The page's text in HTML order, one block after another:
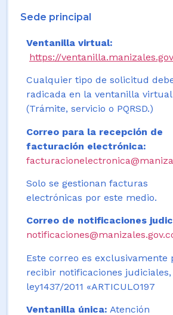
Sede principal
Ventanilla virtual:
https://
Cualquier tipo de solicitud
radicada en la ventanilla virtual
(Trámite, servicio o PQRSD.)
Correo para la recepción de
facturación electrónica:
Solo se gestionan facturas
electrónicas por este medio.
Correo de notificaciones
Este correo es exclusivamente
recibir notificaciones judiciales,
ley1437/2011 «ARTICULO197
Ventanilla única: Atención